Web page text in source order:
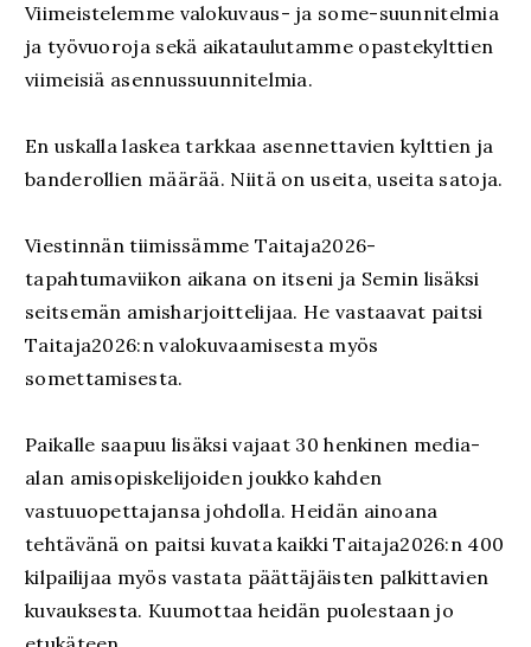
Viimeistelemme valokuvaus- ja some-suunnitelmia
ja työvuoroja sekä aikataulutamme opastekylttien
viimeisiä asennussuunnitelmia.
En uskalla laskea tarkkaa asennettavien kylttien ja
banderollien määrää. Niitä on useita, useita satoja.
Viestinnän tiimissämme Taitaja2026-
tapahtumaviikon aikana on itseni ja Semin lisäksi
seitsemän amisharjoittelijaa. He vastaavat paitsi
Taitaja2026:n valokuvaamisesta myös
somettamisesta.
Paikalle saapuu lisäksi vajaat 30 henkinen media-
alan amisopiskelijoiden joukko kahden
vastuuopettajansa johdolla. Heidän ainoana
tehtävänä on paitsi kuvata kaikki Taitaja2026:n 400
kilpailijaa myös vastata päättäjäisten palkittavien
kuvauksesta. Kuumottaa heidän puolestaan jo